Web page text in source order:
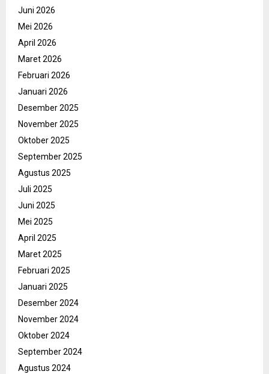
Juni 2026
Mei 2026
April 2026
Maret 2026
Februari 2026
Januari 2026
Desember 2025
November 2025
Oktober 2025
September 2025
Agustus 2025
Juli 2025
Juni 2025
Mei 2025
April 2025
Maret 2025
Februari 2025
Januari 2025
Desember 2024
November 2024
Oktober 2024
September 2024
Agustus 2024